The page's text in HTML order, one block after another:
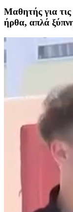
Mαθητής για
ήρθα, απλά